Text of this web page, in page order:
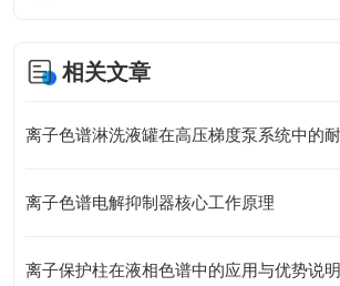
相关文章
离子色谱电解抑制器核心工作原理
离子保护柱在液相色谱中的应用与优势说明